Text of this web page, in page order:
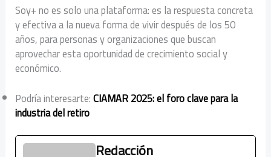
Soy+ no es solo una plataforma: es la respuesta concreta
y efectiva a la nueva forma de vivir después de los 50
años, para personas y organizaciones que buscan
aprovechar esta oportunidad de crecimiento social y
económico.
Podría interesarte:CIAMAR 2025: el foro clave para la
industria del retiro
Redacción